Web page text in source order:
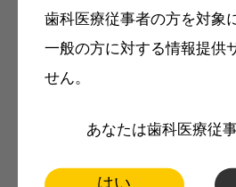
歯科医療従事者の方を対象
一般の方に対する情報提供
せん。
あなたは歯科医療従
メリット